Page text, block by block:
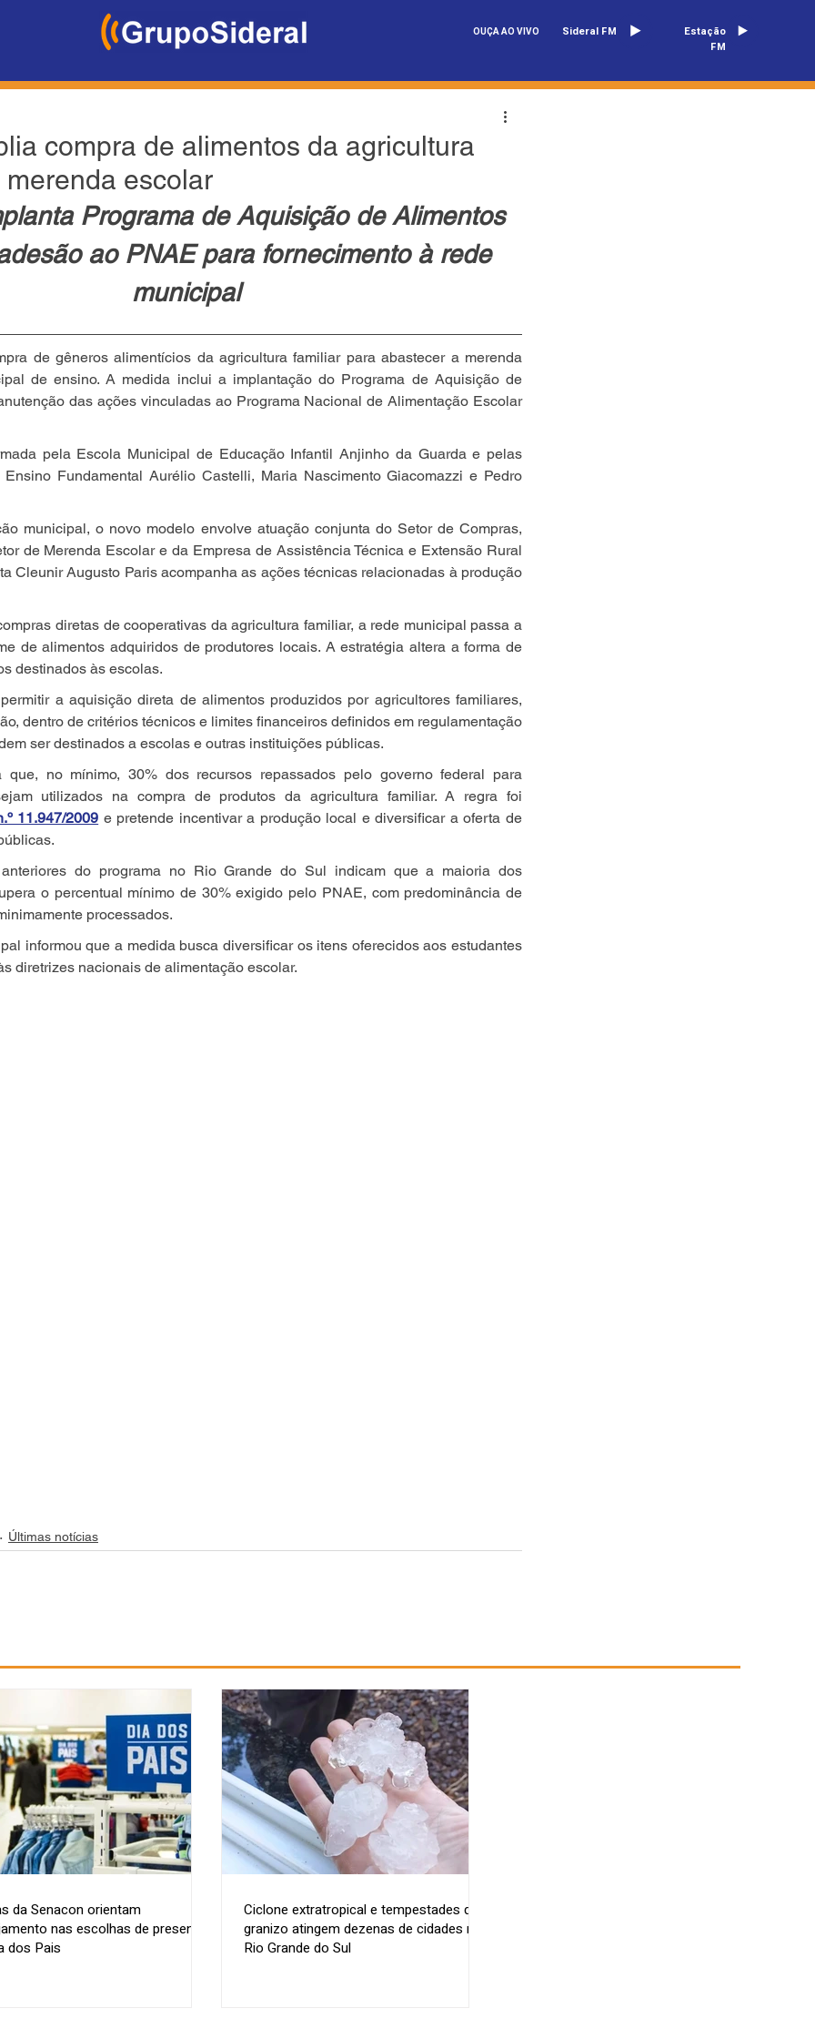
OUÇA AO VIVO Sideral FM
Estação
FM
compra de alimentos da agricultura
escolar
Programa de Aquisição de Alimentos
ao PNAE para fornecimento à rede
municipal
de gêneros alimentícios da agricultura familiar para abastecer a merenda
de ensino. A medida inclui a implantação do Programa de Aquisição de
das ações vinculadas ao Programa Nacional de Alimentação Escolar
pela Escola Municipal de Educação Infantil Anjinho da Guarda e pelas
Fundamental Aurélio Castelli, Maria Nascimento Giacomazzi e Pedro
municipal, o novo modelo envolve atuação conjunta do Setor de Compras,
de Merenda Escolar e da Empresa de Assistência Técnica e Extensão Rural
Cleunir Augusto Paris acompanha as ações técnicas relacionadas à produção
diretas de cooperativas da agricultura familiar, a rede municipal passa a
de alimentos adquiridos de produtores locais. A estratégia altera a forma de
destinados às escolas.
a aquisição direta de alimentos produzidos por agricultores familiares,
dentro de critérios técnicos e limites financeiros definidos em regulamentação
ser destinados a escolas e outras instituições públicas.
no mínimo, 30% dos recursos repassados pelo governo federal para
utilizados na compra de produtos da agricultura familiar. A regra foi
11.947/2009 e pretende incentivar a produção local e diversificar a oferta de
do programa no Rio Grande do Sul indicam que a maioria dos
o percentual mínimo de 30% exigido pelo PNAE, com predominância de
processados.
informou que a medida busca diversificar os itens oferecidos aos estudantes
diretrizes nacionais de alimentação escolar.
Últimas notícias
da Senacon orientam
nas escolhas de presentes
dos Pais
Ciclone extratropical e tempestades de
granizo atingem dezenas de cidades no
Rio Grande do Sul